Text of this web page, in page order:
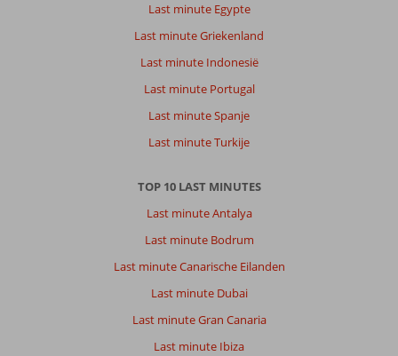
Last minute Egypte
Last minute Griekenland
Last minute Indonesië
Last minute Portugal
Last minute Spanje
Last minute Turkije
TOP 10 LAST MINUTES
Last minute Antalya
Last minute Bodrum
Last minute Canarische Eilanden
Last minute Dubai
Last minute Gran Canaria
Last minute Ibiza